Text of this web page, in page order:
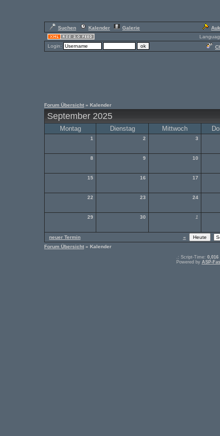
Suchen Kalender Galerie
Login:
Forum Übersicht » Kalender
September 2025
Montag Dienstag Mittwoch
1 2 3
8 9 10
15 16 17
22 23 24
29 30 1
neuer Termin
«
Forum Übersicht » Kalender
.: Script-Time: 0,016
Powered by ASP-